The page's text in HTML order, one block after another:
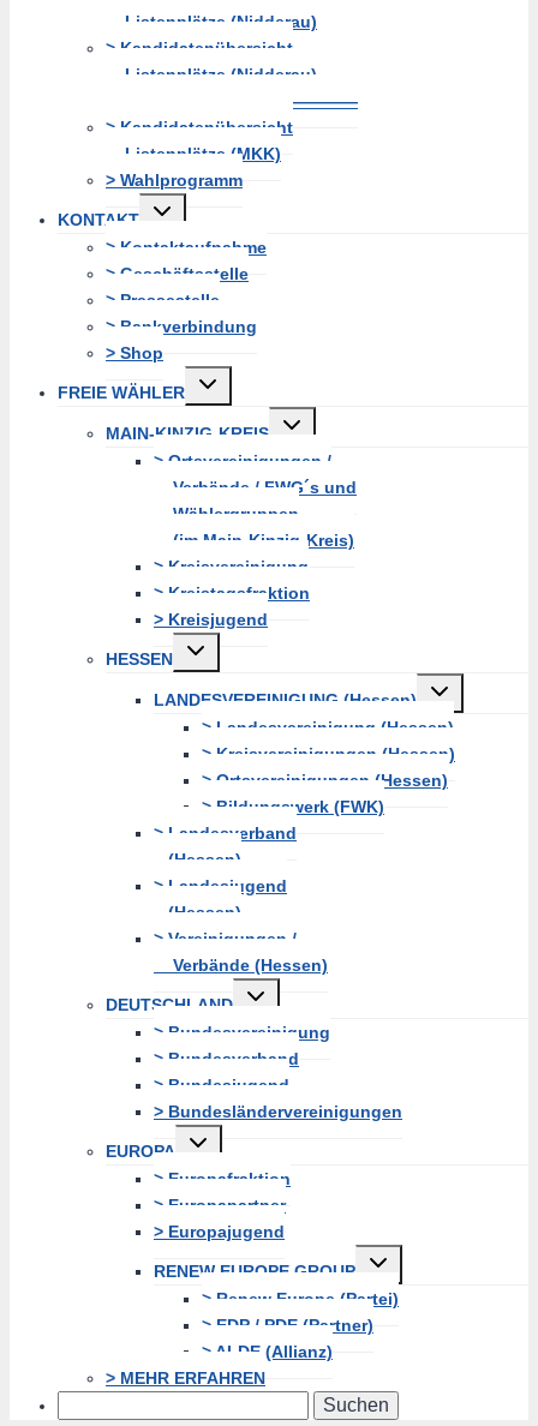
Listenplätze (Nidderau)
> Kandidatenübersicht
Listenplätze (Nidderau)
———————————————
> Kandidatenübersicht
Listenplätze (MKK)
> Wahlprogramm
KONTAKT
Untermenü
erweitern
> Kontaktaufnahme
> Geschäftsstelle
> Pressestelle
> Bankverbindung
> Shop
FREIE WÄHLER
Untermenü
erweitern
MAIN-KINZIG-KREIS
Untermenü
erweitern
> Ortsvereinigungen /
Verbände / FWG´s und
Wählergruppen
(im Main-Kinzig-Kreis)
> Kreisvereinigung
> Kreistagsfraktion
> Kreisjugend
HESSEN
Untermenü
erweitern
LANDESVEREINIGUNG (Hessen)
Untermenü
erweitern
> Landesvereinigung (Hessen)
> Kreisvereinigungen (Hessen)
> Ortsvereinigungen (Hessen)
> Bildungswerk (FWK)
> Landesverband
(Hessen)
> Landesjugend
(Hessen)
> Vereinigungen /
Verbände (Hessen)
DEUTSCHLAND
Untermenü
erweitern
> Bundesvereinigung
> Bundesverband
> Bundesjugend
> Bundesländervereinigungen
EUROPA
Untermenü
erweitern
> Europafraktion
> Europapartner
> Europajugend
RENEW EUROPE GROUP
Untermenü
erweitern
> Renew Europe (Partei)
> EDP / PDE (Partner)
> ALDE (Allianz)
> MEHR ERFAHREN